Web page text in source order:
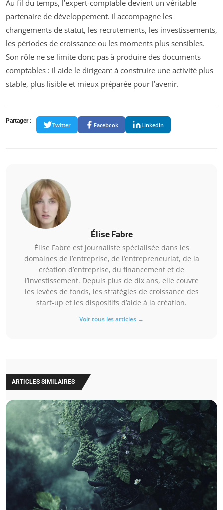
Au fil du temps, l’expert-comptable devient un véritable
partenaire de développement. Il accompagne les
changements de statut, les recrutements, les investissements,
les périodes de croissance ou les moments plus sensibles.
Son rôle ne se limite donc pas à produire des documents
comptables : il aide le dirigeant à construire une activité plus
stable, plus lisible et mieux préparée pour l’avenir.
Partager :
Twitter Facebook LinkedIn
Élise Fabre
Élise Fabre est journaliste spécialisée dans les
domaines de l’entreprise, de l’entrepreneuriat, de la
création d’entreprise, du financement et de
l’investissement. Depuis plus de dix ans, elle couvre
les levées de fonds, les stratégies de croissance des
start-up et les dispositifs d’aide à la création.
Voir tous les articles →
ARTICLES SIMILAIRES